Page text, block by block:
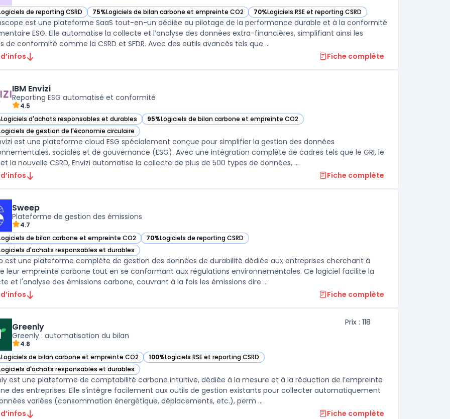
de reporting CSRD
Greenscope dans cette catégorie
75%Logiciels de bilan carbone et empreinte CO2
— voir Greenscope dans cette catégorie 70%Logiciels RSE et reporting CSRD
— voir Greenscope dans cette catégorie
est une plateforme SaaS tout-en-un dédiée au pilotage de la performance durable et à la conformité
ESG. Elle automatise la collecte et l’analyse des données extra-financières, simplifiant ainsi les
de conformité comme la CSRD et SFDR. Avec des outils avancés tels que ...
Fiche complète
IBM Envizi
Reporting ESG automatisé et conformité
4.5
Logiciels d'achats responsables et durables
IBM Envizi dans cette catégorie 95%Logiciels de bilan carbone et empreinte CO2
— voir IBM Envizi dans cette catégorie
de gestion de l'économie circulaire
IBM Envizi dans cette catégorie
est une plateforme cloud ESG spécialement conçue pour simplifier la gestion des données
sociales et de gouvernance (ESG). Avec une intégration complète de cadres tels que le GRI, le
et la nouvelle CSRD, Envizi automatise la collecte de plus de 500 types de données, ...
Fiche complète
Sweep
Plateforme de gestion des émissions
4.7
de bilan carbone et empreinte CO2
Sweep dans cette catégorie 70%Logiciels de reporting CSRD
— voir Sweep dans cette catégorie
d'achats responsables et durables
Sweep dans cette catégorie
est une plateforme complète de gestion des données de durabilité dédiée aux entreprises cherchant à
leur empreinte carbone tout en se conformant aux régulations environnementales. Ce logiciel facilite la
et l'analyse des émissions carbone, couvrant à la fois les émissions dire ...
Fiche complète
Greenly
Greenly : automatisation du bilan
4.8
Prix : 118
Logiciels de bilan carbone et empreinte CO2
Greenly dans cette catégorie 100%Logiciels RSE et reporting CSRD
— voir Greenly dans cette catégorie
d'achats responsables et durables
Greenly dans cette catégorie
est une plateforme de comptabilité carbone intuitive, dédiée à la mesure et à la réduction de l’empreinte
des entreprises. Elle s’intègre facilement aux outils de gestion existants pour collecter automatiquement
variées (consommation énergétique, déplacements, etc.), perm ...
Fiche complète